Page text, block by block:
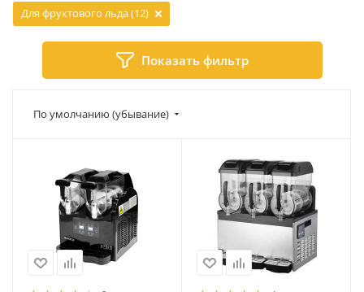
Для фруктового льда (12)
Показать фильтр
По умолчанию (убывание)